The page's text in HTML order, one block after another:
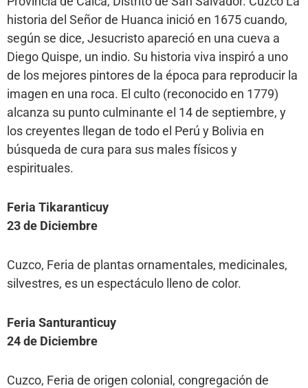
historia del Señor de Huanca inició en 1675 cuando,
según se dice, Jesucristo apareció en una cueva a
Diego Quispe, un indio. Su historia viva inspiró a uno
de los mejores pintores de la época para reproducir la
imagen en una roca. El culto (reconocido en 1779)
alcanza su punto culminante el 14 de septiembre, y
los creyentes llegan de todo el Perú y Bolivia en
búsqueda de cura para sus males físicos y
espirituales.
Feria Tikaranticuy
23 de Diciembre
Cuzco, Feria de plantas ornamentales, medicinales,
silvestres, es un espectáculo lleno de color.
Feria Santuranticuy
24 de Diciembre
Cuzco, Feria de origen colonial, congregación de